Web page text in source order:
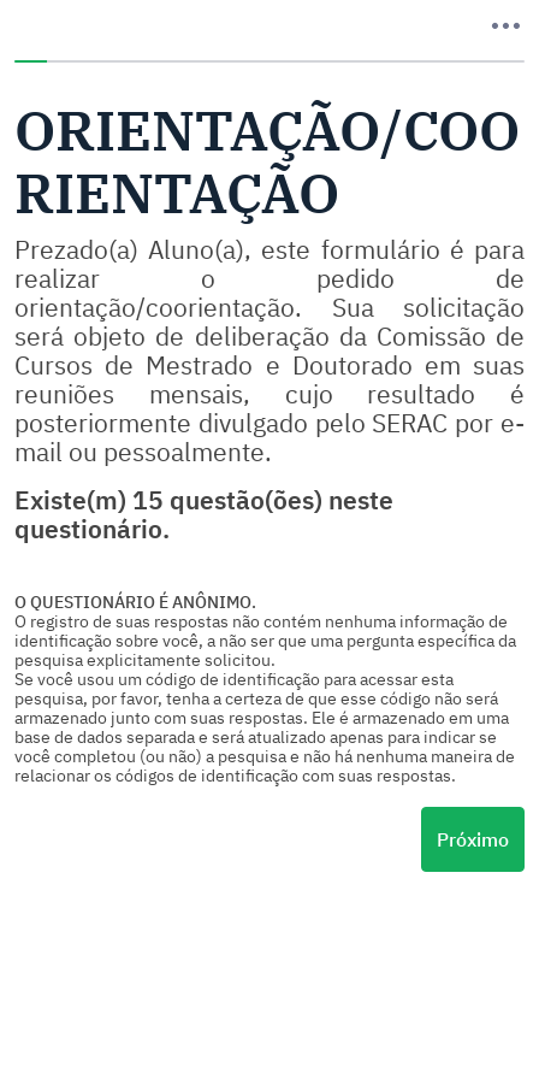
ORIENTAÇÃO/COO
RIENTAÇÃO
Prezado(a) Aluno(a), este formulário é para
realizar o pedido de
orientação/coorientação. Sua solicitação
será objeto de deliberação da Comissão de
Cursos de Mestrado e Doutorado em suas
reuniões mensais, cujo resultado é
posteriormente divulgado pelo SERAC por e-
mail ou pessoalmente.
Existe(m) 15 questão(ões) neste
questionário.
O QUESTIONÁRIO É ANÔNIMO.
O registro de suas respostas não contém nenhuma informação de
identificação sobre você, a não ser que uma pergunta específica da
pesquisa explicitamente solicitou.
Se você usou um código de identificação para acessar esta
pesquisa, por favor, tenha a certeza de que esse código não será
armazenado junto com suas respostas. Ele é armazenado em uma
base de dados separada e será atualizado apenas para indicar se
você completou (ou não) a pesquisa e não há nenhuma maneira de
relacionar os códigos de identificação com suas respostas.
Próximo